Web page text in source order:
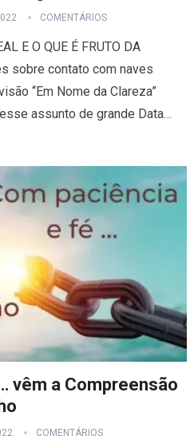
COMENTÁRIOS
E O QUE É FRUTO DA
sobre contato com naves
“Em Nome da Clareza”
assunto de grande Data…
vêm a Compreensão
COMENTÁRIOS